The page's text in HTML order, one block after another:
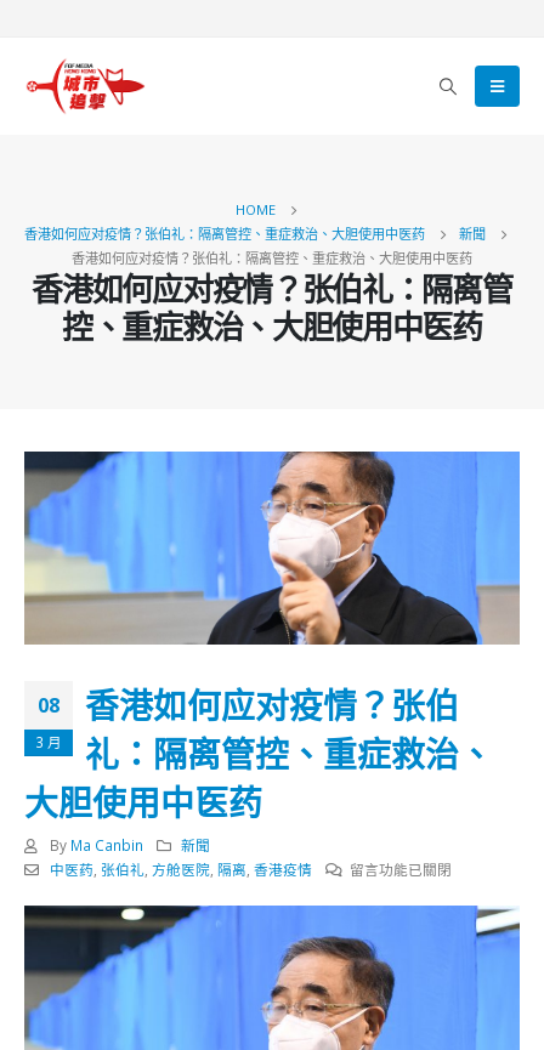
HOME
香港如何应对疫情？张伯礼：隔离管控、重症救治、大胆使用中医药
新聞
香港如何应对疫情？张伯礼：隔离管控、重症救治、大胆使用中医药
香港如何应对疫情？张伯礼：隔离管
控、重症救治、大胆使用中医药
08
3 月
香港如何应对疫情？张伯
礼：隔离管控、重症救治、
大胆使用中医药
By Ma Canbin
新聞
中医药, 张伯礼, 方舱医院, 隔离, 香港疫情
在
如
何
应
对
疫
留言功能已關閉